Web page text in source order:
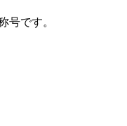
号です。